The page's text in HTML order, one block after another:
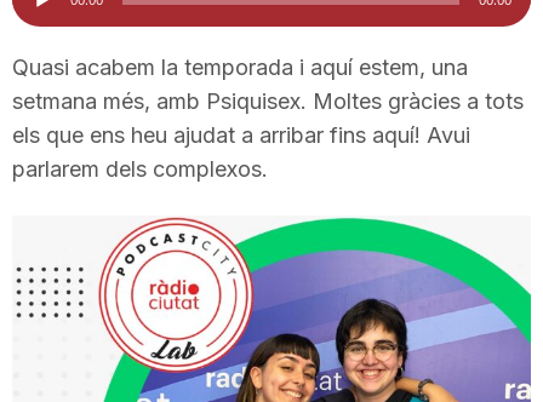
i
u
t
d'àudio
Quasi acabem la temporada i aquí estem, una
setmana més, amb Psiquisex. Moltes gràcies a tots
els que ens heu ajudat a arribar fins aquí! Avui
parlarem dels complexos.